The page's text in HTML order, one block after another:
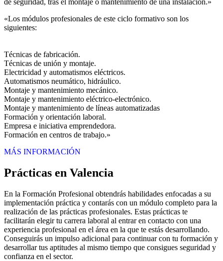
de seguridad, tras el montaje o mantenimiento de una instalación.»
«Los módulos profesionales de este ciclo formativo son los
siguientes:
Técnicas de fabricación.
Técnicas de unión y montaje.
Electricidad y automatismos eléctricos.
Automatismos neumático, hidráulico.
Montaje y mantenimiento mecánico.
Montaje y mantenimiento eléctrico-electrónico.
Montaje y mantenimiento de líneas automatizadas
Formación y orientación laboral.
Empresa e iniciativa emprendedora.
Formación en centros de trabajo.»
MÁS INFORMACIÓN
Prácticas en Valencia
En la Formación Profesional obtendrás habilidades enfocadas a su
implementación práctica y contarás con un módulo completo para la
realización de las prácticas profesionales. Estas prácticas te
facilitarán elegir tu carrera laboral al entrar en contacto con una
experiencia profesional en el área en la que te estás desarrollando.
Conseguirás un impulso adicional para continuar con tu formación y
desarrollar tus aptitudes al mismo tiempo que consigues seguridad y
confianza en el sector.